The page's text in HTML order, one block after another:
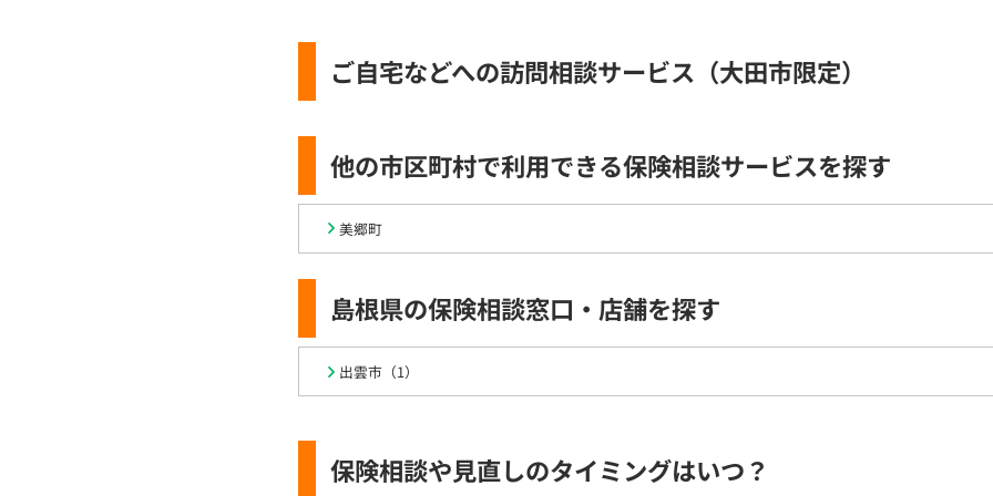
ご自宅などへの訪問相談サービス（大田市限定）
他の市区町村で利用できる保険相談サービスを探す
美郷町
島根県の保険相談窓口・店舗を探す
出雲市（1）
保険相談や見直しのタイミングはいつ？